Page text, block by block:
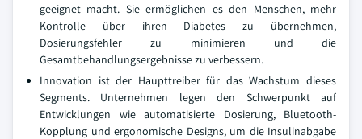
geeignet macht. Sie ermöglichen es den Menschen, mehr
Kontrolle über ihren Diabetes zu übernehmen,
Dosierungsfehler zu minimieren und die
Gesamtbehandlungsergebnisse zu verbessern.
Innovation ist der Haupttreiber für das Wachstum dieses
Segments. Unternehmen legen den Schwerpunkt auf
Entwicklungen wie automatisierte Dosierung, Bluetooth-
Kopplung und ergonomische Designs, um die Insulinabgabe